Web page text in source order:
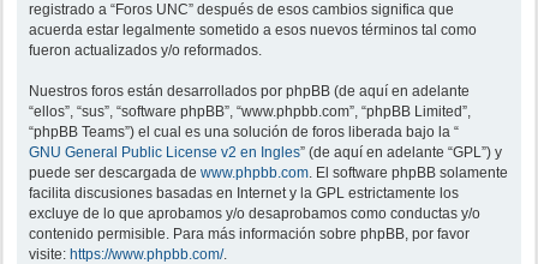
registrado a “Foros UNC” después de esos cambios significa que
acuerda estar legalmente sometido a esos nuevos términos tal como
fueron actualizados y/o reformados.
Nuestros foros están desarrollados por phpBB (de aquí en adelante
“ellos”, “sus”, “software phpBB”, “www.phpbb.com”, “phpBB Limited”,
“phpBB Teams”) el cual es una solución de foros liberada bajo la “
GNU General Public License v2 en Ingles” (de aquí en adelante “GPL”) y
puede ser descargada de www.phpbb.com. El software phpBB solamente
facilita discusiones basadas en Internet y la GPL estrictamente los
excluye de lo que aprobamos y/o desaprobamos como conductas y/o
contenido permisible. Para más información sobre phpBB, por favor
visite: https://www.phpbb.com/.